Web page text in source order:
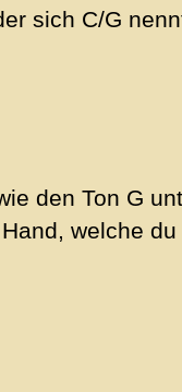
sich C/G
den Ton G
welche